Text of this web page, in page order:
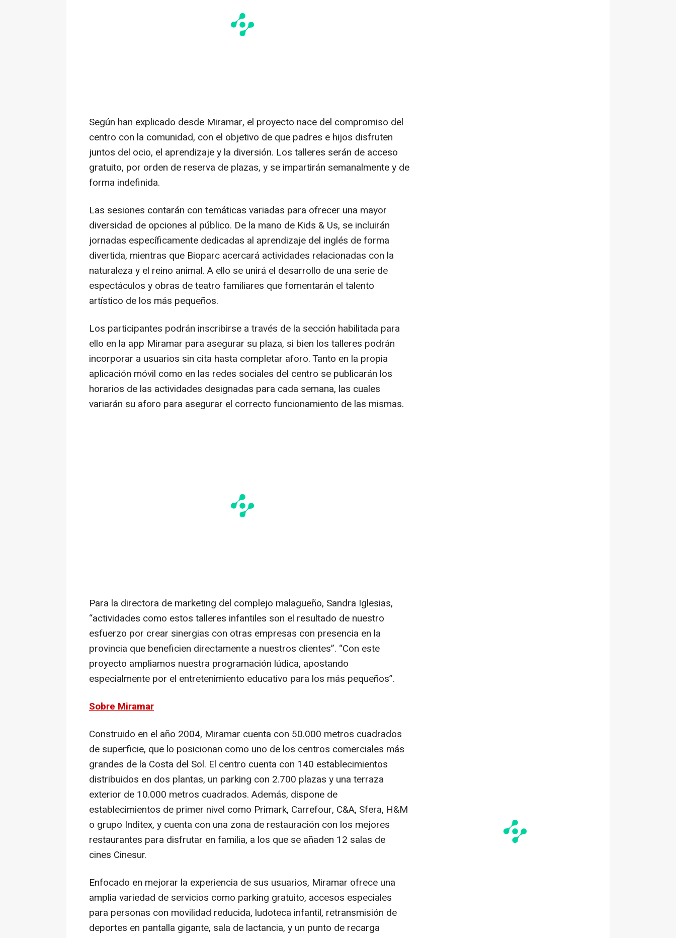
Según han explicado desde Miramar, el proyecto nace del compromiso del
centro con la comunidad, con el objetivo de que padres e hijos disfruten
juntos del ocio, el aprendizaje y la diversión. Los talleres serán de acceso
gratuito, por orden de reserva de plazas, y se impartirán semanalmente y de
forma indefinida.
Las sesiones contarán con temáticas variadas para ofrecer una mayor
diversidad de opciones al público. De la mano de Kids & Us, se incluirán
jornadas específicamente dedicadas al aprendizaje del inglés de forma
divertida, mientras que Bioparc acercará actividades relacionadas con la
naturaleza y el reino animal. A ello se unirá el desarrollo de una serie de
espectáculos y obras de teatro familiares que fomentarán el talento
artístico de los más pequeños.
Los participantes podrán inscribirse a través de la sección habilitada para
ello en la app Miramar para asegurar su plaza, si bien los talleres podrán
incorporar a usuarios sin cita hasta completar aforo. Tanto en la propia
aplicación móvil como en las redes sociales del centro se publicarán los
horarios de las actividades designadas para cada semana, las cuales
variarán su aforo para asegurar el correcto funcionamiento de las mismas.
Para la directora de marketing del complejo malagueño, Sandra Iglesias,
“actividades como estos talleres infantiles son el resultado de nuestro
esfuerzo por crear sinergias con otras empresas con presencia en la
provincia que beneficien directamente a nuestros clientes”. “Con este
proyecto ampliamos nuestra programación lúdica, apostando
especialmente por el entretenimiento educativo para los más pequeños”.
Sobre Miramar
Construido en el año 2004, Miramar cuenta con 50.000 metros cuadrados
de superficie, que lo posicionan como uno de los centros comerciales más
grandes de la Costa del Sol. El centro cuenta con 140 establecimientos
distribuidos en dos plantas, un parking con 2.700 plazas y una terraza
exterior de 10.000 metros cuadrados. Además, dispone de
establecimientos de primer nivel como Primark, Carrefour, C&A, Sfera, H&M
o grupo Inditex, y cuenta con una zona de restauración con los mejores
restaurantes para disfrutar en familia, a los que se añaden 12 salas de
cines Cinesur.
Enfocado en mejorar la experiencia de sus usuarios, Miramar ofrece una
amplia variedad de servicios como parking gratuito, accesos especiales
para personas con movilidad reducida, ludoteca infantil, retransmisión de
deportes en pantalla gigante, sala de lactancia, y un punto de recarga